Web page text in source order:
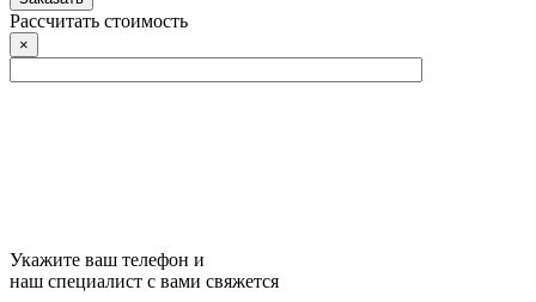
Рассчитать стоимость
×
Укажите ваш телефон и
наш специалист с вами свяжется